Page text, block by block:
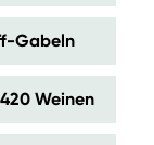
Gabeln
Weinen